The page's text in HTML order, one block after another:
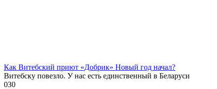
Как Витебский приют «Добрик» Новый год начал?
Витебску повезло. У нас есть единственный в Беларуси
030